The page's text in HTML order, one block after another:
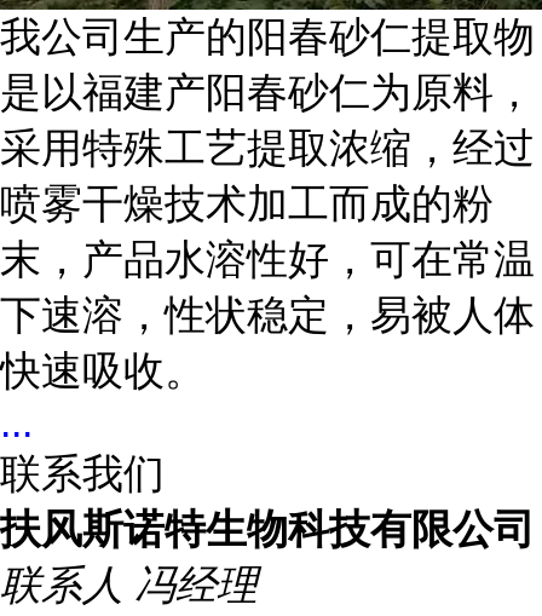
我公司生产的阳春砂仁提取物
是以福建产阳春砂仁为原料，
采用特殊工艺提取浓缩，经过
喷雾干燥技术加工而成的粉
末，产品水溶性好，可在常温
下速溶，性状稳定，易被人体
快速吸收。
...
联系我们
扶风斯诺特生物科技有限公司
联系人 冯经理